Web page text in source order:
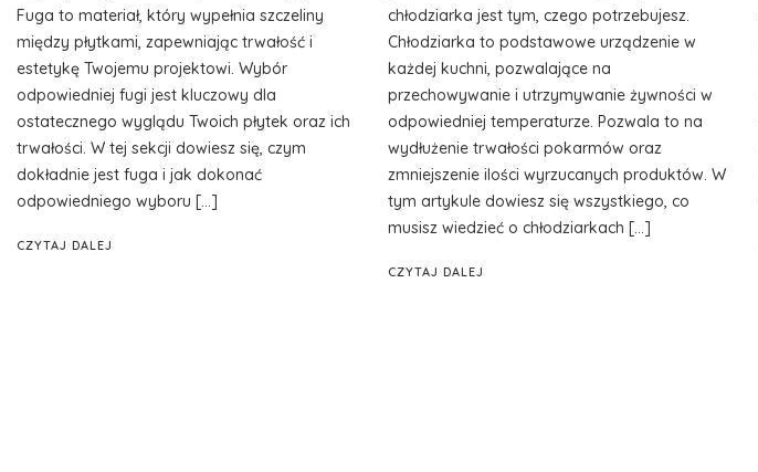
Fuga to materiał, który wypełnia szczeliny
między płytkami, zapewniając trwałość i
estetykę Twojemu projektowi. Wybór
odpowiedniej fugi jest kluczowy dla
ostatecznego wyglądu Twoich płytek oraz ich
trwałości. W tej sekcji dowiesz się, czym
dokładnie jest fuga i jak dokonać
odpowiedniego wyboru […]
CZYTAJ DALEJ
chłodziarka jest tym, czego potrzebujesz.
Chłodziarka to podstawowe urządzenie w
każdej kuchni, pozwalające na
przechowywanie i utrzymywanie żywności w
odpowiedniej temperaturze. Pozwala to na
wydłużenie trwałości pokarmów oraz
zmniejszenie ilości wyrzucanych produktów. W
tym artykule dowiesz się wszystkiego, co
musisz wiedzieć o chłodziarkach […]
CZYTAJ DALEJ